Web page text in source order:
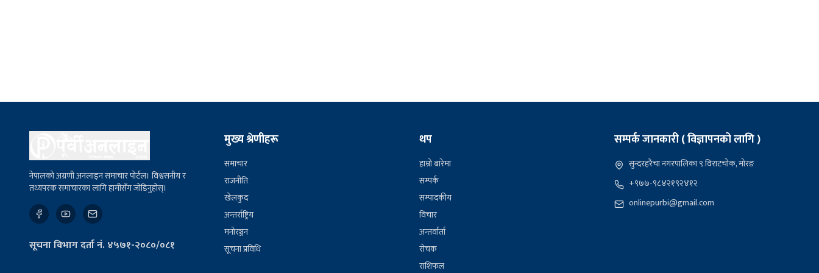
नेपालको अग्रणी अनलाइन समाचार पोर्टल। विश्वसनीय र
तथ्यपरक समाचारका लागि हामीसँग जोडिनुहोस्।
सूचना विभाग दर्ता नं. ४५७१-२०८०/०८१
मुख्य श्रेणीहरू
समाचार
राजनीति
खेलकुद
अन्तर्राष्ट्रिय
मनोरञ्जन
सूचना प्रविधि
थप
हाम्रो बारेमा
सम्पर्क
सम्पादकीय
विचार
अन्तर्वार्ता
रोचक
राशिफल
सम्पर्क जानकारी ( विज्ञापनको लागि )
सुन्दरहरैंचा नगरपालिका ९ विराटचोक, मोरङ
+९७७-९८४२१९२४१२
onlinepurbi@gmail.com